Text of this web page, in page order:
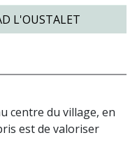
L'OUSTALET
centre du village, en
est de valoriser